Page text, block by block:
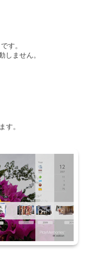
す。
しません。
す。